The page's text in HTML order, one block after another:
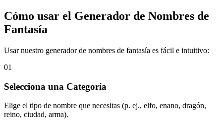
Cómo usar el Generador de Nombres de
Fantasía
Usar nuestro generador de nombres de fantasía es fácil e intuitivo:
01
Selecciona una Categoría
Elige el tipo de nombre que necesitas (p. ej., elfo, enano, dragón,
reino, ciudad, arma).